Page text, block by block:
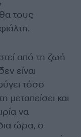
τους
από τη ζωή
είναι
τόσο
μεταπείσει και
να
ώρα, ο